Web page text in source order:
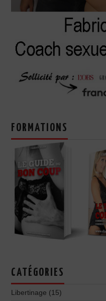
FORMATIONS
CATÉGORIES
Libertinage (15)